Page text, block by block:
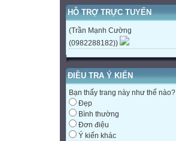
HỖ TRỢ TRỰC TUYẾN
(Trần Mạnh Cường
(0982288182))
ĐIỀU TRA Ý KIẾN
Bạn thấy trang này như thế nào?
Đẹp
Bình thường
Đơn điệu
Ý kiến khác